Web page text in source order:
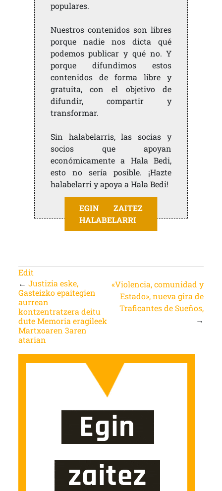
populares.
Nuestros contenidos son libres
porque nadie nos dicta qué
podemos publicar y qué no. Y
porque difundimos estos
contenidos de forma libre y
gratuita, con el objetivo de
difundir, compartir y
transformar.
Sin halabelarris, las socias y
socios que apoyan
económicamente a Hala Bedi,
esto no sería posible. ¡Hazte
halabelarri y apoya a Hala Bedi!
EGIN ZAITEZ
HALABELARRI
Edit
← Justizia eske,
Gasteizko epaitegien
aurrean
kontzentratzera deitu
dute Memoria eragileek
Martxoaren 3aren
atarian
«Violencia, comunidad y
Estado», nueva gira de
Traficantes de Sueños,
→